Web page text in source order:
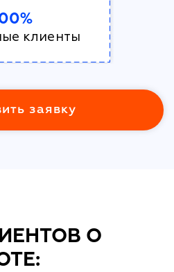
клиенты
заявку
О